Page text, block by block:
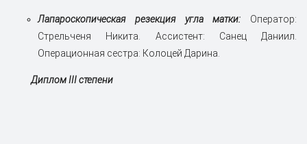
Лапароскопическая резекция угла матки: Оператор:
Стрельченя Никита. Ассистент: Санец Даниил.
Операционная сестра: Колоцей Дарина.
Диплом III степени